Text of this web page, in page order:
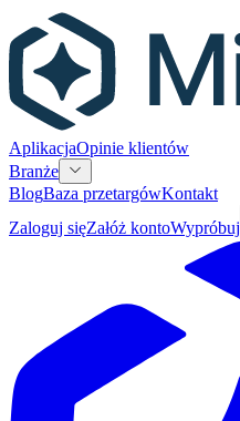
AplikacjaOpinie klientów
Branże
BlogBaza przetargówKontakt
Zaloguj sięZałóż kontoWypróbuj